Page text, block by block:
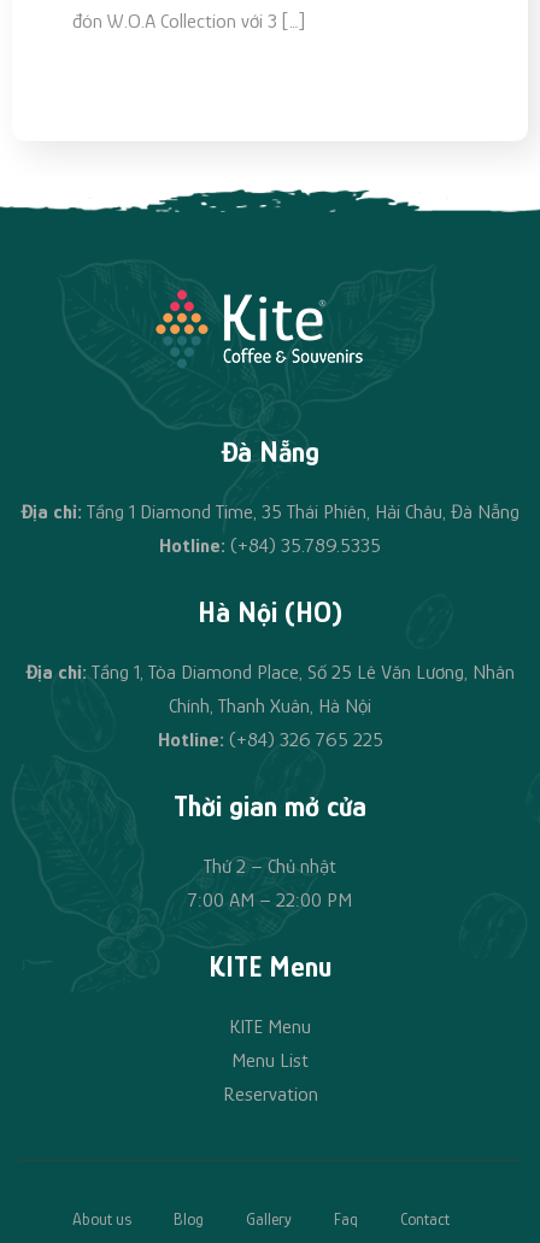
đón W.O.A Collection với 3 […]
Đà Nẵng
Địa chỉ: Tầng 1 Diamond Time, 35 Thái Phiên, Hải Châu, Đà Nẵng
Hotline: (+84) 35.789.5335
Hà Nội (HO)
Địa chỉ:Tầng 1, Tòa Diamond Place, Số 25 Lê Văn Lương, Nhân
Chính, Thanh Xuân, Hà Nội
Hotline: (+84) 326 765 225
Thời gian mở cửa
Thứ 2 – Chủ nhật
7:00 AM – 22:00 PM
KITE Menu
KITE Menu
Menu List
Reservation
About us Blog Gallery Faq Contact